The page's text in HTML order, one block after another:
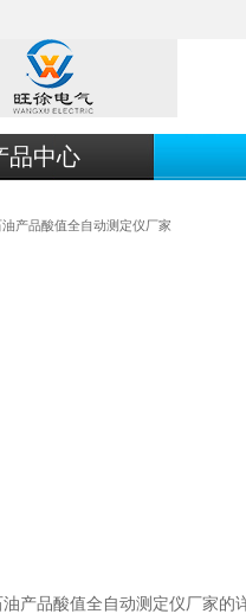
品中心
产品酸值全自动测定仪厂家的